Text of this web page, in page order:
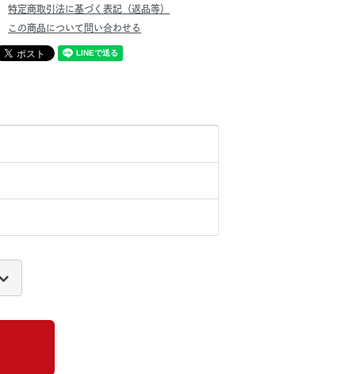
特定商取引法に基づく表記（返品等）
この商品について問い合わせる